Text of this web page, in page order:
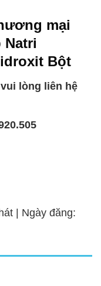
mại
Natri
Bột
lòng liên hệ
| Ngày đăng: